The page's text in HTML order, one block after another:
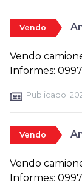
Vendo
Vendo
Informes:
Publicado:
Vendo
Vendo
Informes: